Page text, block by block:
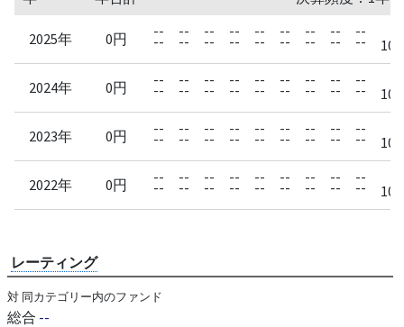
2025年 0円 --
--
--
--
--
--
--
--
--
--
--
--
--
--
--
--
--
--
10/
2024年 0円 --
--
--
--
--
--
--
--
--
--
--
--
--
--
--
--
--
--
10/
2023年 0円 --
--
--
--
--
--
--
--
--
--
--
--
--
--
--
--
--
--
10/
2022年 0円 --
--
--
--
--
--
--
--
--
--
--
--
--
--
--
--
--
--
10/
レーティング
対 同カテゴリー内のファンド
総合 --